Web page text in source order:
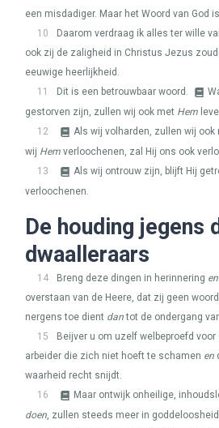
een misdadiger. Maar het Woord van God
10
Daarom verdraag ik alles ter wille
ook zij de zaligheid in Christus Jezus
eeuwige heerlijkheid.
11
Dit is een betrouwbaar woord.
gestorven zijn, zullen wij ook met Hem
12
Als wij volharden, zullen wij ook
wij Hem verloochenen, zal Hij ons ook
13
Als wij ontrouw zijn, blijft Hij
verloochenen.
De houding jegens
dwaalleraars
14 Breng deze dingen in herinnering en
overstaan van de Heere, dat zij geen
nergens toe dient dantot de ondergang
15
Beijver u om uzelf welbeproefd
arbeider die zich niet hoeft te schamen en
waarheid recht snijdt.
16
Maar ontwijk onheilige,
doen, zullen steeds meer in